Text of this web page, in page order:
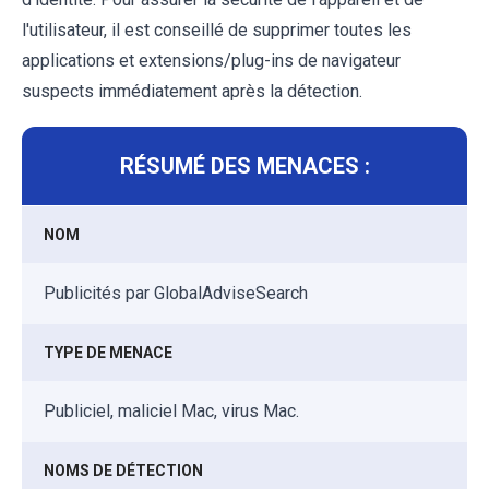
l'utilisateur, il est conseillé de supprimer toutes les
applications et extensions/plug-ins de navigateur
suspects immédiatement après la détection.
RÉSUMÉ DES MENACES :
NOM
Publicités par GlobalAdviseSearch
TYPE DE MENACE
Publiciel, maliciel Mac, virus Mac.
NOMS DE DÉTECTION